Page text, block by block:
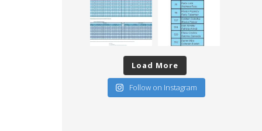
Load More
Follow on Instagram